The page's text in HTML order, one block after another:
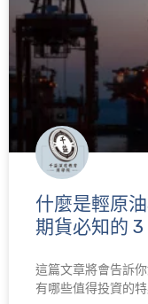
什麼是輕原
期貨必知的
這篇文章將會告訴
有哪些值得投資的